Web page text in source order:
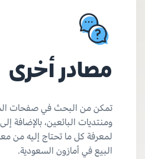
مصادر أخرى
تمكن من البحث في صفحات
ومنتديات البائعين، بالإضافة
لمعرفة كل ما تحتاج إليه من
البيع في أمازون السعودية.